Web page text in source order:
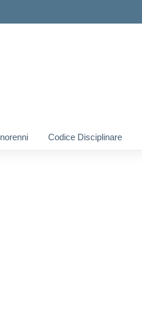
Codice Disciplinare